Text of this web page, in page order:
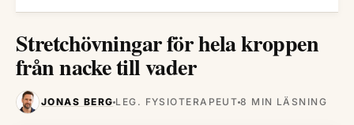
Stretchövningar för hela kroppen
från nacke till vader
JONAS BERG LEG. FYSIOTERAPEUT 8 MIN LÄSNING